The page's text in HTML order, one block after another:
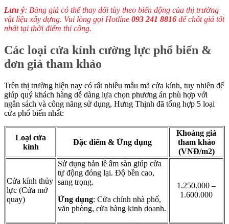
Lưu ý: Bảng giá có thể thay đổi tùy theo biến động của thị trường
vật liệu xây dựng. Vui lòng gọi Hotline 093 241 8816 để chốt giá tốt
nhất tại thời điểm thi công.
Các loại cửa kính cường lực phổ biến &
đơn giá tham khảo
Trên thị trường hiện nay có rất nhiều mẫu mã cửa kính, tuy nhiên để
giúp quý khách hàng dễ dàng lựa chọn phương án phù hợp với
ngân sách và công năng sử dụng, Hưng Thịnh đã tổng hợp 5 loại
cửa phổ biến nhất:
Loại cửa
kính
Đặc điểm & Ứng dụng
Khoảng giá
tham khảo
(VNĐ/m2)
Cửa kính thủy
lực (Cửa mở
quay)
Sử dụng bản lề âm sàn giúp cửa
tự động đóng lại. Độ bền cao,
sang trọng.
Ứng dụng: Cửa chính nhà phố,
văn phòng, cửa hàng kinh doanh.
1.250.000 –
1.600.000